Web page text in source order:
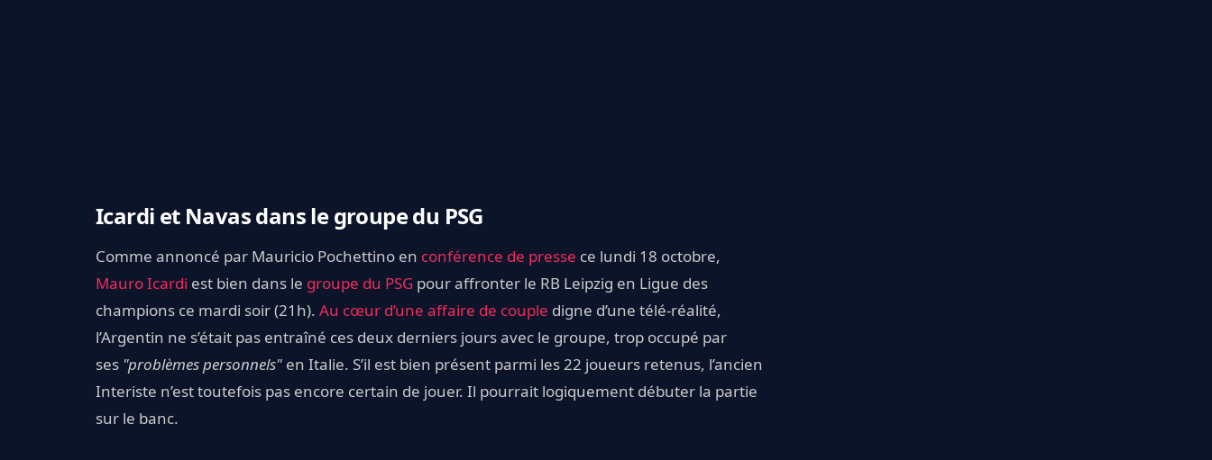
Icardi et Navas dans le groupe du PSG
Comme annoncé par Mauricio Pochettino en conférence de presse ce lundi 18 octobre,
Mauro Icardi est bien dans le groupe du PSG pour affronter le RB Leipzig en Ligue des
champions ce mardi soir (21h). Au cœur d’une affaire de couple digne d’une télé-réalité,
l’Argentin ne s’était pas entraîné ces deux derniers jours avec le groupe, trop occupé par
ses "problèmes personnels" en Italie. S’il est bien présent parmi les 22 joueurs retenus, l’ancien
Interiste n’est toutefois pas encore certain de jouer. Il pourrait logiquement débuter la partie
sur le banc.